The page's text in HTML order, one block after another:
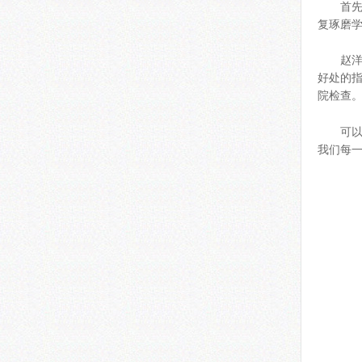
首
复琢磨
赵
好处的
院检查。
可
我们每